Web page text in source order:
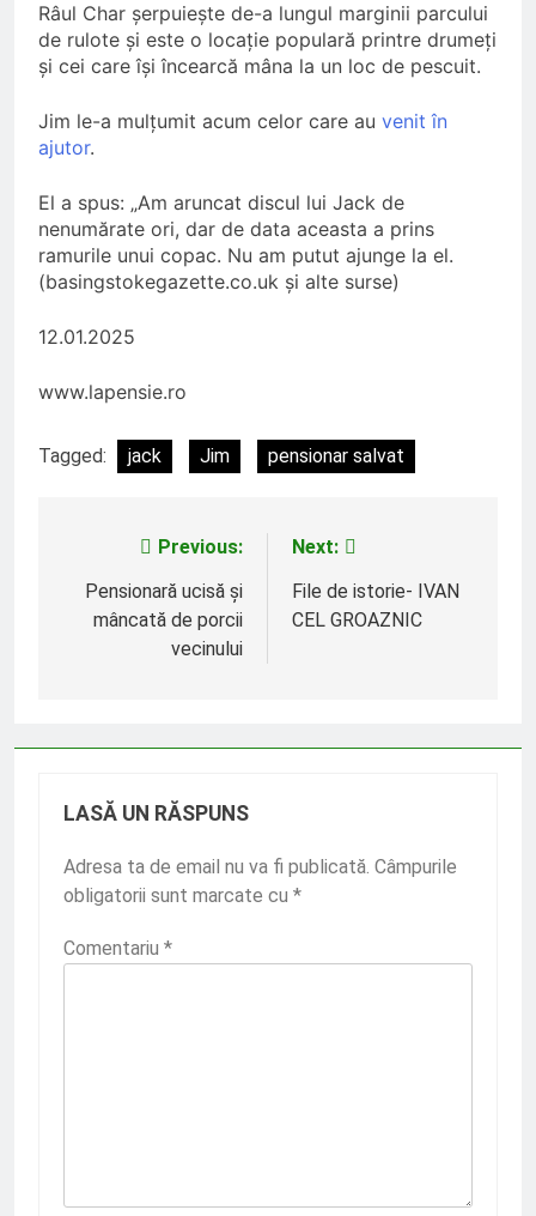
Râul Char șerpuiește de-a lungul marginii parcului
de rulote și este o locație populară printre drumeți
și cei care își încearcă mâna la un loc de pescuit.
Jim le-a mulțumit acum celor care au venit în
ajutor.
El a spus: „Am aruncat discul lui Jack de
nenumărate ori, dar de data aceasta a prins
ramurile unui copac. Nu am putut ajunge la el.
(basingstokegazette.co.uk și alte surse)
12.01.2025
www.lapensie.ro
Tagged: jack Jim pensionar salvat
NavigarePrevious:
Pensionară ucisă și
mâncată de porcii
vecinului
Next:
File de istorie- IVAN
CEL GROAZNIC
LASĂ UN RĂSPUNS
Adresa ta de email nu va fi publicată. Câmpurile
obligatorii sunt marcate cu *
Comentariu *